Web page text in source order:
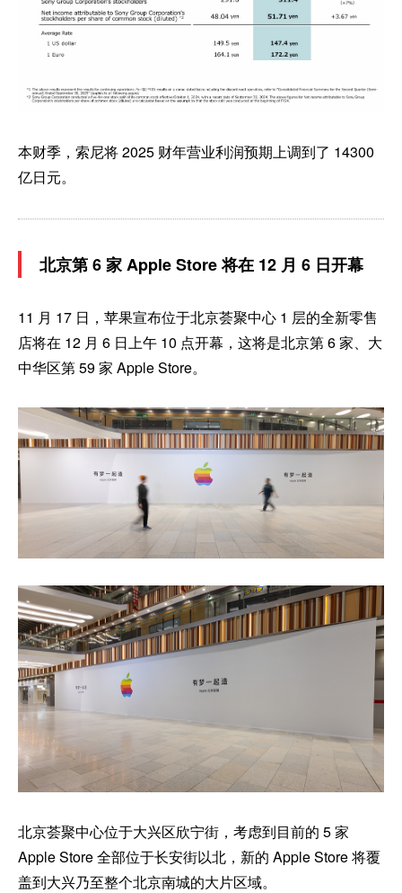
本财季，索尼将 2025 财年营业利润预期上调到了 14300
亿日元。
北京第 6 家 Apple Store 将在 12 月 6 日开幕
11 月 17 日，苹果宣布位于北京荟聚中心 1 层的全新零售
店将在 12 月 6 日上午 10 点开幕，这将是北京第 6 家、大
中华区第 59 家 Apple Store。
北京荟聚中心位于大兴区欣宁街，考虑到目前的 5 家
Apple Store 全部位于长安街以北，新的 Apple Store 将覆
盖到大兴乃至整个北京南城的大片区域。